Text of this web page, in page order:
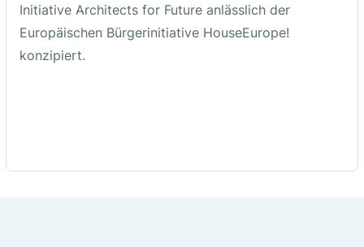
Veranstalter
Initiative Architects for Future anlässlich der
Europäischen Bürgerinitiative HouseEurope!
konzipiert.